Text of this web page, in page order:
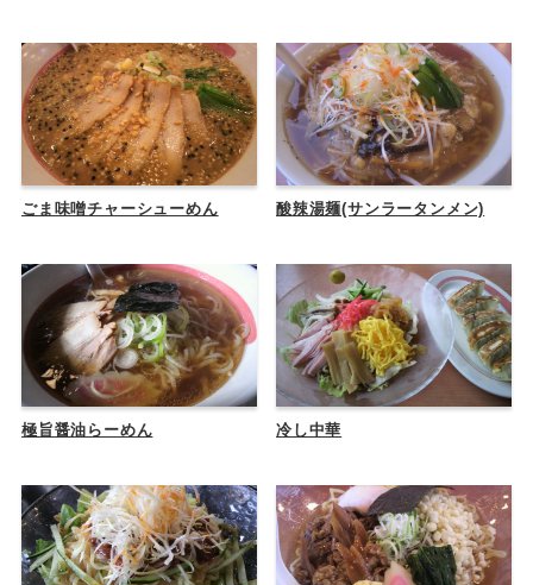
ごま味噌チャーシューめん 酸辣湯麺(サンラータンメン)
極旨醤油らーめん 冷し中華